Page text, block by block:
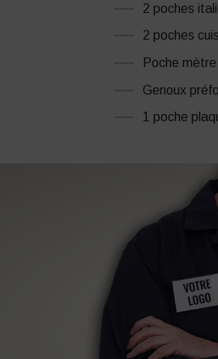
2 poches
2 poches
Poche
Genoux
1 poche